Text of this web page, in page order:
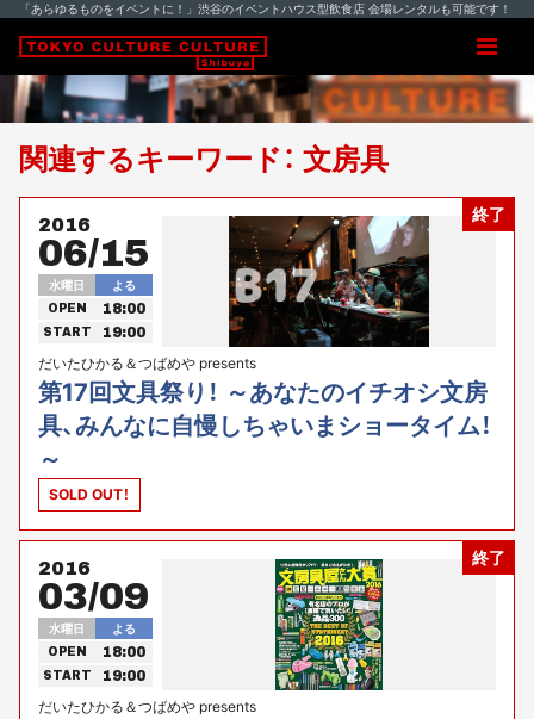
「あらゆるものをイベントに！」渋谷のイベントハウス型飲食店 会場レンタルも可能です！
関連するキーワード： 文房具
終了
2016
06/15
水曜日 よる
OPEN 18:00
START 19:00
だいたひかる＆つばめや presents
第17回文具祭り！ ～あなたのイチオシ文房
具、みんなに自慢しちゃいまショータイム！
～
SOLD OUT！
終了
2016
03/09
水曜日 よる
OPEN 18:00
START 19:00
だいたひかる＆つばめや presents